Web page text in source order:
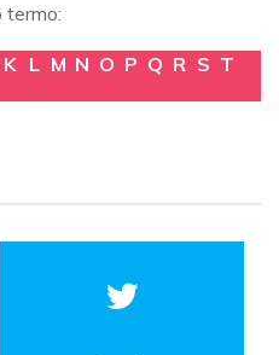
termo:
K L M N O P Q R S T